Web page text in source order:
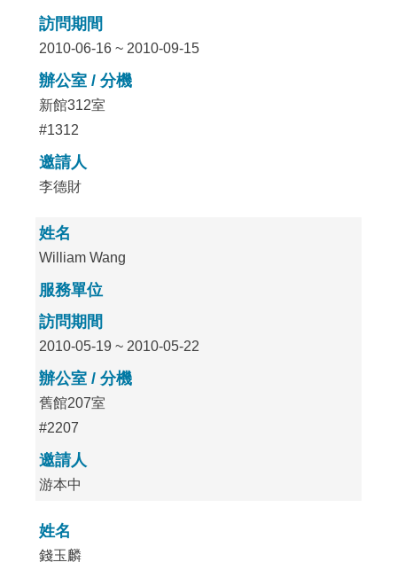
訪問期間
2010-06-16 ~ 2010-09-15
辦公室 / 分機
新館312室
#1312
邀請人
李德財
姓名
William Wang
服務單位
訪問期間
2010-05-19 ~ 2010-05-22
辦公室 / 分機
舊館207室
#2207
邀請人
游本中
姓名
錢玉麟